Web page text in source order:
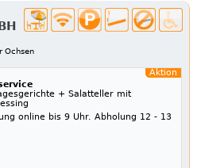
Ochsen
Aktion
+ Salatteller mit
online bis 9 Uhr. Abholung 12 - 13